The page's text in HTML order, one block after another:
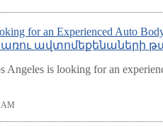
for an Experienced Auto
ավտոմեքենաների
Angeles is looking for an
AM